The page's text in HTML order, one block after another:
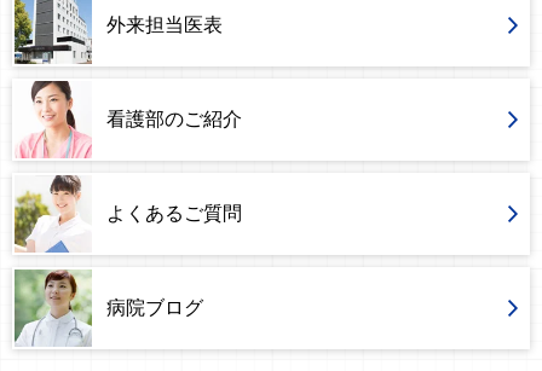
外来担当医表
看護部のご紹介
よくあるご質問
病院ブログ